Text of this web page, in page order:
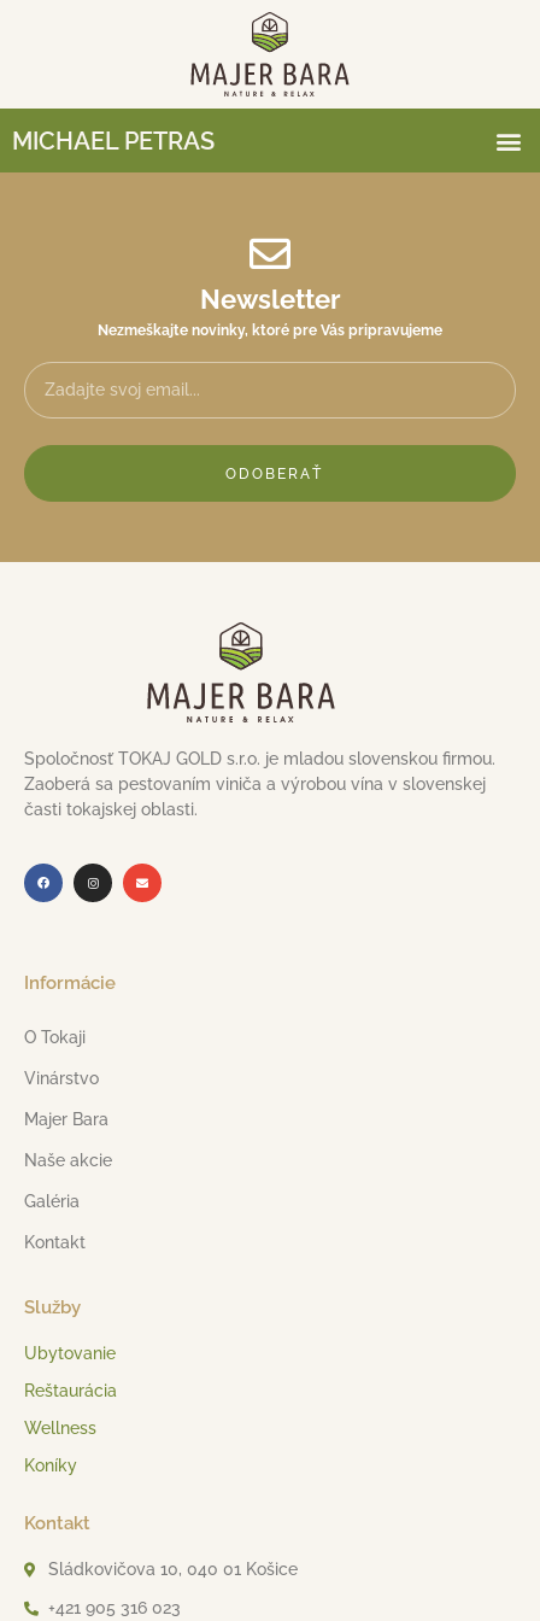
MICHAEL PETRAS
Newsletter
Nezmeškajte novinky, ktoré pre Vás pripravujeme
ODOBERAŤ
Spoločnosť TOKAJ GOLD s.r.o. je mladou slovenskou firmou.
Zaoberá sa pestovaním viniča a výrobou vína v slovenskej
časti tokajskej oblasti.
Informácie
O Tokaji
Vinárstvo
Majer Bara
Naše akcie
Galéria
Kontakt
Služby
Ubytovanie
Reštaurácia
Wellness
Koníky
Kontakt
Sládkovičova 10, 040 01 Košice
+421 905 316 023